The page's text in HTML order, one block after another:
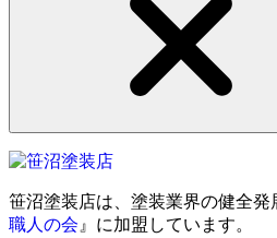
笹沼塗装店は、塗装業界の健全発
職人の会 』に加盟しています。